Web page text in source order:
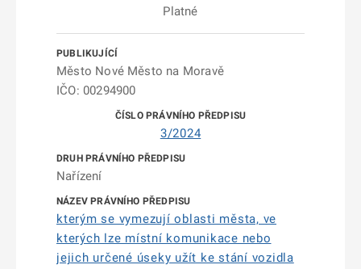
Platné
Město Nové Město na Moravě
IČO: 00294900
3/2024
Nařízení
kterým se vymezují oblasti města, ve
kterých lze místní komunikace nebo
jejich určené úseky užít ke stání vozidla